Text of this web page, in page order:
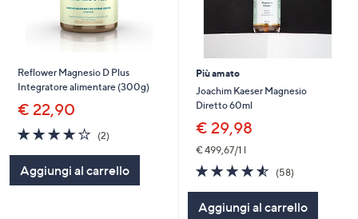
Reflower Magnesio D Plus
Integratore alimentare (300g)
€ 22,90
4.0
of
Stars
(2)2
Aggiungi al carrello
Più amato
Joachim Kaeser Magnesio
Diretto 60ml
€ 29,98
€ 499,67/1 l
4.5
of
Stars
(58)58
Aggiungi al carrello